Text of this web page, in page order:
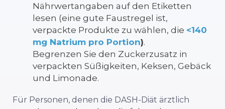
Nährwertangaben auf den Etiketten
lesen (eine gute Faustregel ist,
verpackte Produkte zu wählen, die <140
mg Natrium pro Portion).
Begrenzen Sie den Zuckerzusatz in
verpackten Süßigkeiten, Keksen, Gebäck
und Limonade.
Für Personen, denen die DASH-Diät ärztlich